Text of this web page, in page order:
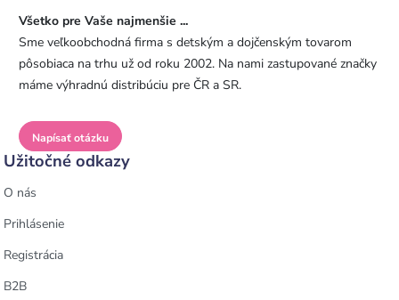
Všetko pre Vaše najmenšie ...
Sme veľkoobchodná firma s detským a dojčenským tovarom
pôsobiaca na trhu už od roku 2002. Na nami zastupované značky
máme výhradnú distribúciu pre ČR a SR.
Napísať otázku
Užitočné odkazy
O nás
Prihlásenie
Registrácia
B2B